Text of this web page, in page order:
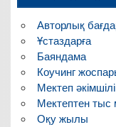
Авторлық
Ұстаздарға
Баяндама
Коучинг
Мектеп
Мектептен тыс
Оқу жылы